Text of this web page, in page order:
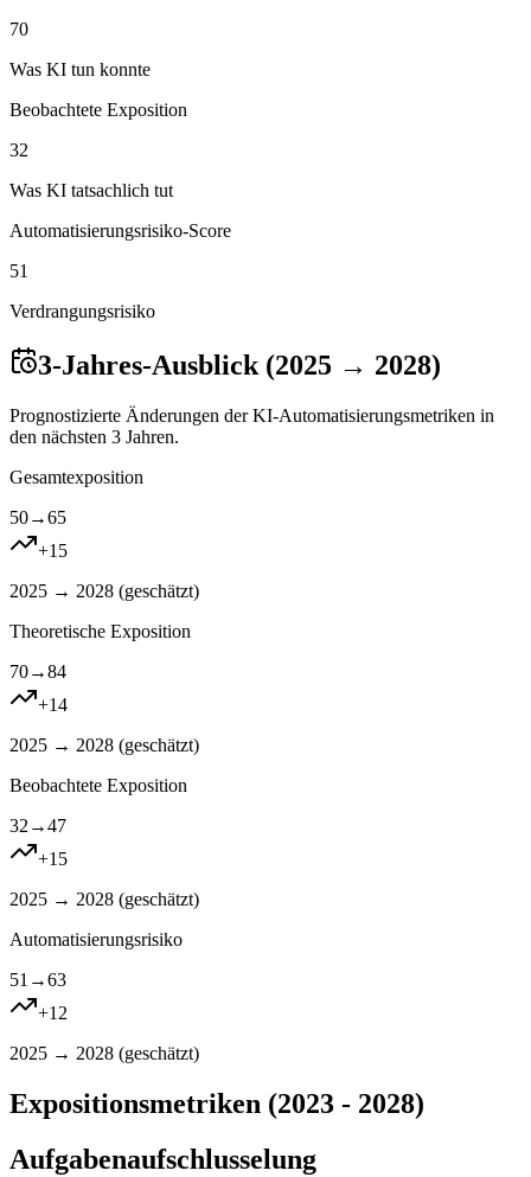
70
Was KI tun konnte
Beobachtete Exposition
32
Was KI tatsachlich tut
Automatisierungsrisiko-Score
51
Verdrangungsrisiko
3-Jahres-Ausblick (2025 → 2028)
Prognostizierte Änderungen der KI-Automatisierungsmetriken in
den nächsten 3 Jahren.
Gesamtexposition
50→65
+15
2025 → 2028 (geschätzt)
Theoretische Exposition
70→84
+14
2025 → 2028 (geschätzt)
Beobachtete Exposition
32 →47
+15
2025 → 2028 (geschätzt)
Automatisierungsrisiko
51 →63
+12
2025 → 2028 (geschätzt)
Expositionsmetriken (2023 - 2028)
Aufgabenaufschlusselung